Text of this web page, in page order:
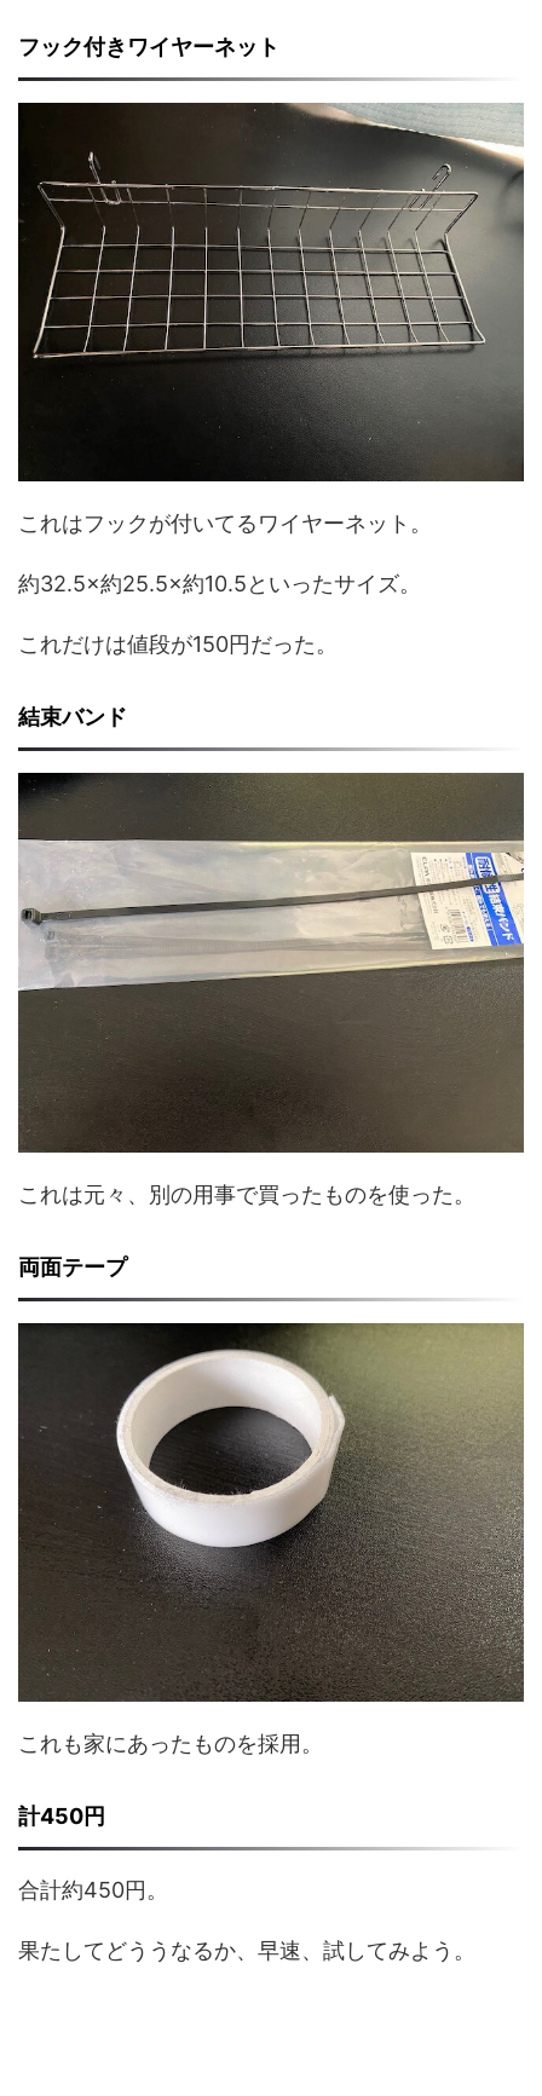
フック付きワイヤーネット
これはフックが付いてるワイヤーネット。
約32.5×約25.5×約10.5といったサイズ。
これだけは値段が150円だった。
結束バンド
これは元々、別の用事で買ったものを使った。
両面テープ
これも家にあったものを採用。
計450円
合計約450円。
果たしてどううなるか、早速、試してみよう。